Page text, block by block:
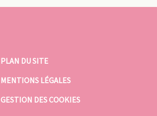
PLAN DU SITE
MENTIONS LÉGALES
GESTION DES COOKIES